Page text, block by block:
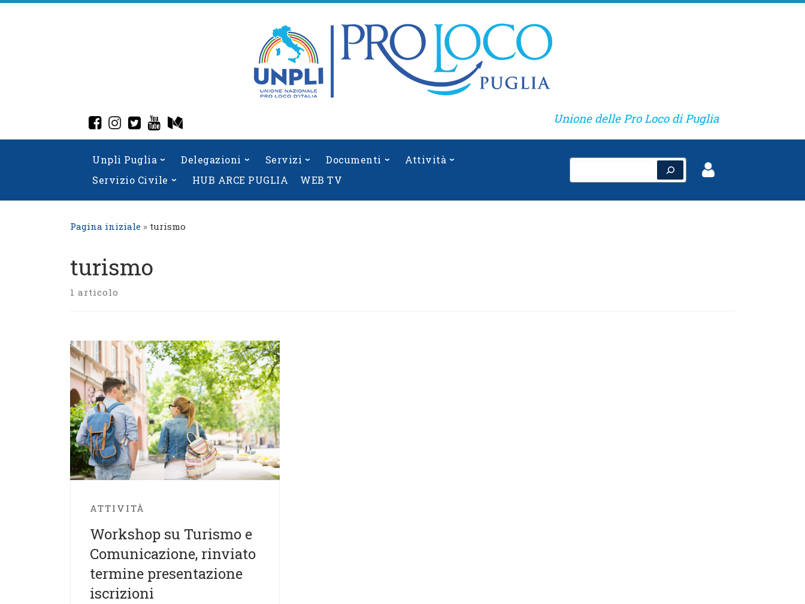
Skip
fab fa-facebook-square
fab fa-instagram
fab fa-twitter-square
fab fa-youtube Unione delle Pro Loco di Puglia
Unpli Puglia Delegazioni Servizi Documenti
Attività
Servizio Civile
HUB ARCE PUGLIA WEB TV
Pagina iniziale » turismo
turismo
1 articolo
ATTIVITÀ
Workshop su Turismo e
Comunicazione, rinviato
termine presentazione
iscrizioni